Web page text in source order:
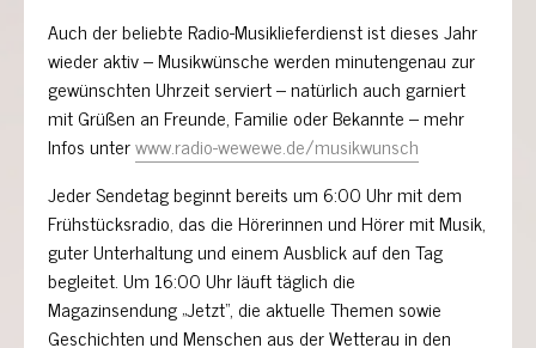
Auch der beliebte Radio-Musiklieferdienst ist dieses Jahr
wieder aktiv – Musikwünsche werden minutengenau zur
gewünschten Uhrzeit serviert – natürlich auch garniert
mit Grüßen an Freunde, Familie oder Bekannte – mehr
Infos unterwww.radio-wewewe.de/musikwunsch
Jeder Sendetag beginnt bereits um 6:00 Uhr mit dem
Frühstücksradio, das die Hörerinnen und Hörer mit Musik,
guter Unterhaltung und einem Ausblick auf den Tag
begleitet. Um 16:00 Uhr läuft täglich die
Magazinsendung „Jetzt“, die aktuelle Themen sowie
Geschichten und Menschen aus der Wetterau in den